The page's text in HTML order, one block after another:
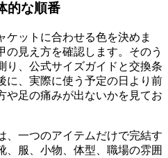
的な順番
ケットに合わせる色を決めま
の見え方を確認します。そのう
り、公式サイズガイドと交換条
に、実際に使う予定の日より前
や足の痛みが出ないかを見てお
、一つのアイテムだけで完結す
、服、小物、体型、職場の雰囲